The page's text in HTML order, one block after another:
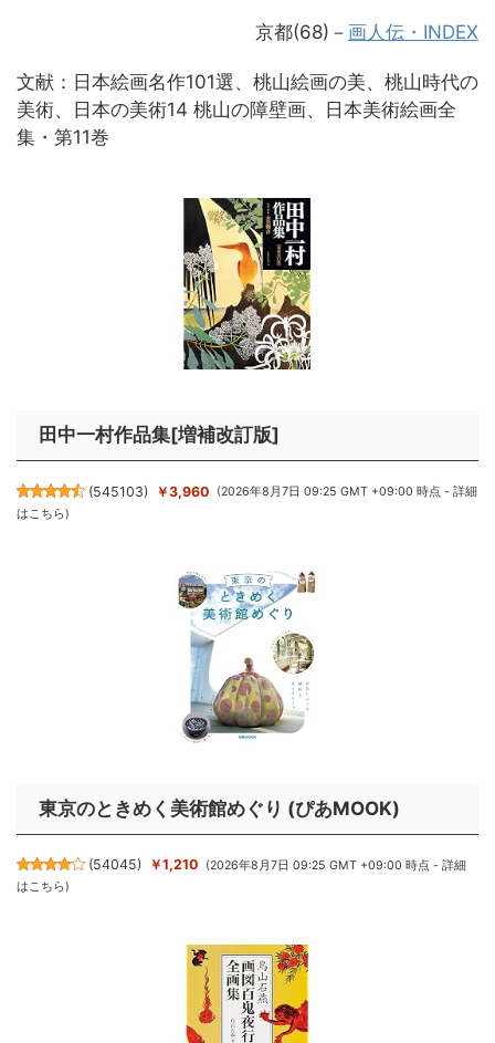
京都(68)－ 画人伝・INDEX
文献：日本絵画名作101選、桃山絵画の美、桃山時代の
美術、日本の美術14 桃山の障壁画、日本美術絵画全
集・第11巻
田中一村作品集[増補改訂版]
(545103) ￥3,960 (2026年8月7日 09:25 GMT +09:00 時点 -詳細
はこちら)
東京のときめく美術館めぐり (ぴあMOOK)
(54045) ￥1,210 (2026年8月7日 09:25 GMT +09:00 時点 -詳細
はこちら)